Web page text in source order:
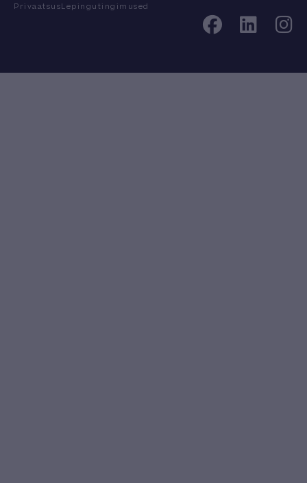
Privaatsus Lepingutingimused